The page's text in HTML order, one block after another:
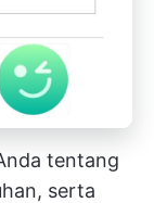
tentang
serta